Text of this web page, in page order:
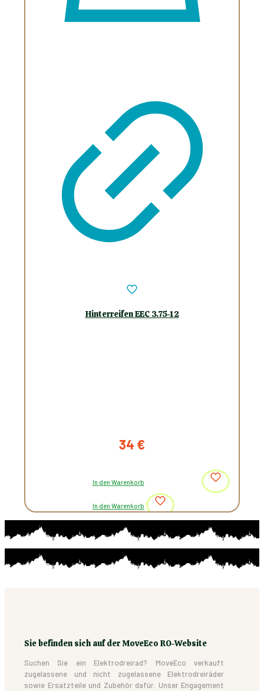
Hinterreifen EEC 3.75-12
34 €
In den Warenkorb
In den Warenkorb
Sie befinden sich auf der MoveEco RO-Website
Suchen Sie ein Elektrodreirad? MoveEco verkauft
zugelassene und nicht zugelassene Elektrodreiräder
sowie Ersatzteile und Zubehör dafür. Unser Engagement